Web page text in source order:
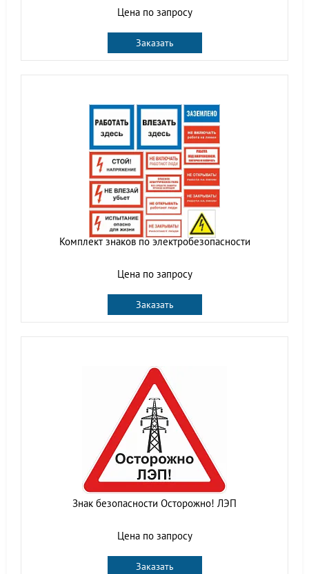
Цена по запросу
Заказать
Комплект знаков по электробезопасности
Цена по запросу
Заказать
Знак безопасности Осторожно! ЛЭП
Цена по запросу
Заказать